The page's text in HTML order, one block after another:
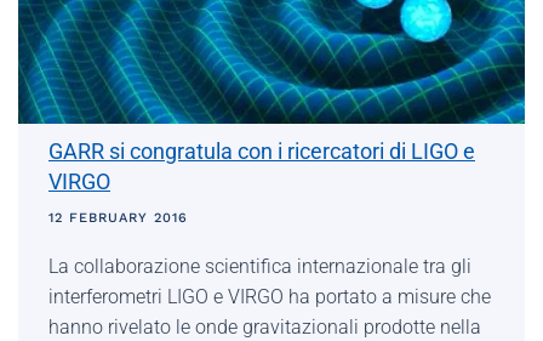
GARR si congratula con i ricercatori di LIGO e
VIRGO
12 FEBRUARY 2016
La collaborazione scientifica internazionale tra gli
interferometri LIGO e VIRGO ha portato a misure che
hanno rivelato le onde gravitazionali prodotte nella